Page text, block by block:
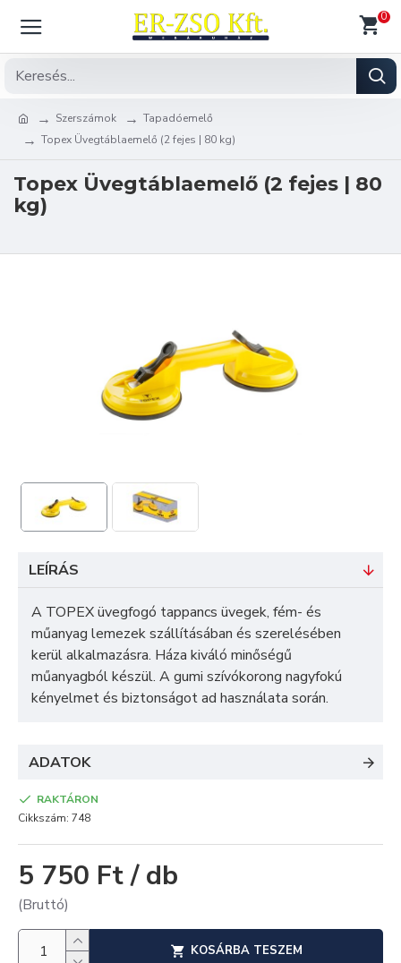
0
Szerszámok
Tapadóemelő
Topex Üvegtáblaemelő (2 fejes | 80 kg)
Topex Üvegtáblaemelő (2 fejes | 80
kg)
LEÍRÁS
A TOPEX üvegfogó tappancs üvegek, fém- és
műanyag lemezek szállításában és szerelésében
kerül alkalmazásra. Háza kiváló minőségű
műanyagból készül. A gumi szívókorong nagyfokú
kényelmet és biztonságot ad használata során.
ADATOK
5 750 Ft / db
(Bruttó)
RAKTÁRON
Cikkszám: 748
KOSÁRBA TESZEM